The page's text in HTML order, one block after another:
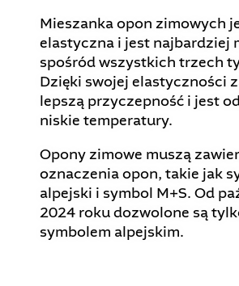
Mieszanka opon zimowych
elastyczna i jest najbardziej
spośród wszystkich trzech
Dzięki swojej elastyczności
lepszą przyczepność i jest
niskie temperatury.
Opony zimowe muszą
oznaczenia opon, takie jak
alpejski i symbol M+S. Od
2024 roku dozwolone są
symbolem alpejskim.